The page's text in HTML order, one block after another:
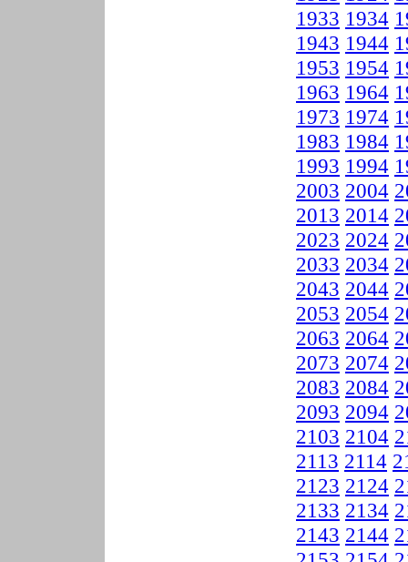
1933 1934
1943 1944
1953 1954
1963 1964
1973 1974
1983 1984
1993 1994
2003 2004
2013 2014
2023 2024
2033 2034
2043 2044
2053 2054
2063 2064
2073 2074
2083 2084
2093 2094
2103 2104
2113 2114
2123 2124
2133 2134
2143 2144